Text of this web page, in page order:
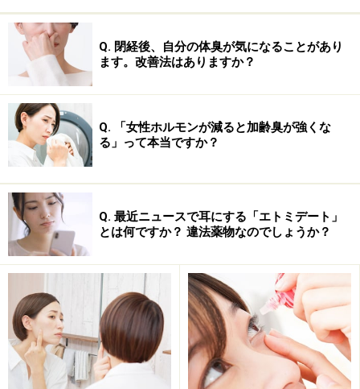
験、いわゆる治験が行われます。治験では、薬の有効性
と副作用の両者を評価します。薬の有効性（効き目）
は、被験薬と対照群との有意差の有無により判断されま
すが、副作用（安全性）については、それぞれ個別に有
害事象の有無を判定します。これはたとえ頻度が低くて
も、重大な副作用を見逃さないようにするためです。
Q. 閉経後、自分の体臭が気になることがあり
ます。改善法はありますか？
Q. 「女性ホルモンが減ると加齢臭が強くな
る」って本当ですか？
Q. 最近ニュースで耳にする「エトミデート」
とは何ですか？ 違法薬物なのでしょうか？